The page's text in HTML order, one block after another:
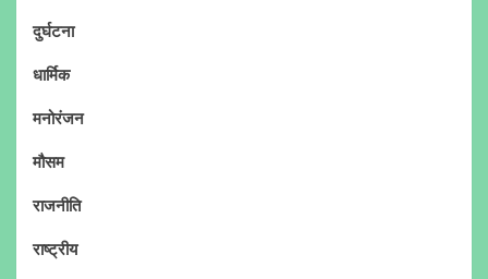
दुर्घटना
धार्मिक
मनोरंजन
मौसम
राजनीति
राष्ट्रीय